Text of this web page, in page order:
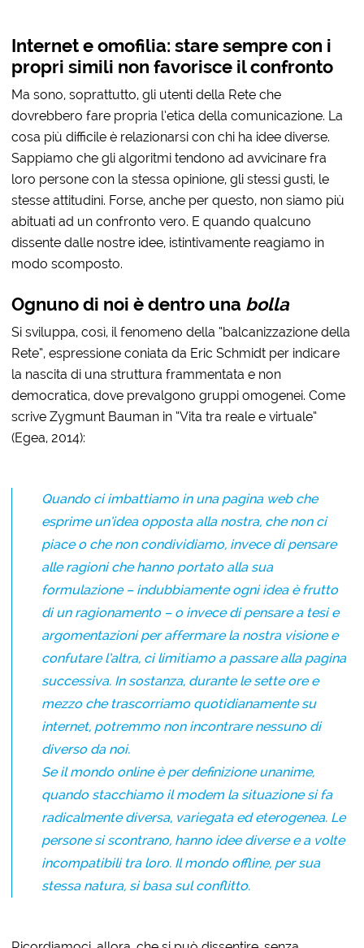
Internet e omofilia: stare sempre con i
propri simili non favorisce il confronto
Ma sono, soprattutto, gli utenti della Rete che
dovrebbero fare propria l’etica della comunicazione. La
cosa più difficile è relazionarsi con chi ha idee diverse.
Sappiamo che gli algoritmi tendono ad avvicinare fra
loro persone con la stessa opinione, gli stessi gusti, le
stesse attitudini. Forse, anche per questo, non siamo più
abituati ad un confronto vero. E quando qualcuno
dissente dalle nostre idee, istintivamente reagiamo in
modo scomposto.
Ognuno di noi è dentro una bolla
Si sviluppa, così, il fenomeno della “balcanizzazione della
Rete”, espressione coniata da Eric Schmidt per indicare
la nascita di una struttura frammentata e non
democratica, dove prevalgono gruppi omogenei. Come
scrive Zygmunt Bauman in “Vita tra reale e virtuale”
(Egea, 2014):
Quando ci imbattiamo in una pagina web che
esprime un’idea opposta alla nostra, che non ci
piace o che non condividiamo, invece di pensare
alle ragioni che hanno portato alla sua
formulazione – indubbiamente ogni idea è frutto
di un ragionamento – o invece di pensare a tesi e
argomentazioni per affermare la nostra visione e
confutare l’altra, ci limitiamo a passare alla pagina
successiva. In sostanza, durante le sette ore e
mezzo che trascorriamo quotidianamente su
internet, potremmo non incontrare nessuno di
diverso da noi.
Se il mondo online è per definizione unanime,
quando stacchiamo il modem la situazione si fa
radicalmente diversa, variegata ed eterogenea. Le
persone si scontrano, hanno idee diverse e a volte
incompatibili tra loro. Il mondo offline, per sua
stessa natura, si basa sul conflitto.